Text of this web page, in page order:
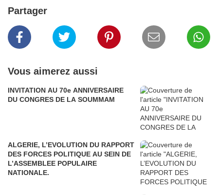
Partager
Vous aimerez aussi
INVITATION AU 70e ANNIVERSAIRE
DU CONGRES DE LA SOUMMAM
ALGERIE, L’EVOLUTION DU RAPPORT
DES FORCES POLITIQUE AU SEIN DE
L’ASSEMBLEE POPULAIRE
NATIONALE.